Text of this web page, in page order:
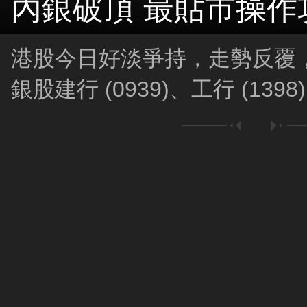
內銀破頂 最貼市操作
港股今日好淡爭持，走勢反覆
銀股建行 (0939)、工行